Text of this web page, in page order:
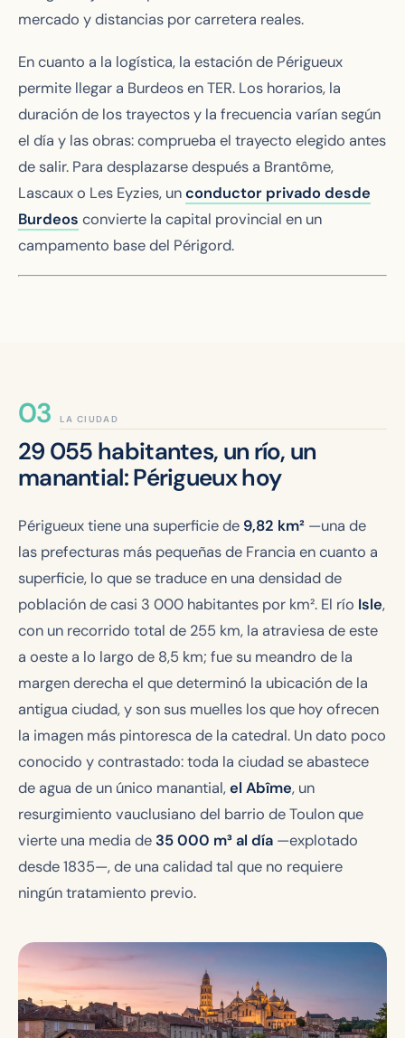
mercado y distancias por carretera reales.
En cuanto a la logística, la estación de Périgueux
permite llegar a Burdeos en TER. Los horarios, la
duración de los trayectos y la frecuencia varían según
el día y las obras: comprueba el trayecto elegido antes
de salir. Para desplazarse después a Brantôme,
Lascaux o Les Eyzies, unconductor privado desde
Burdeos convierte la capital provincial en un
campamento base del Périgord.
LA CIUDAD
29 055 habitantes, un río, un
manantial: Périgueux hoy
Périgueux tiene una superficie de 9,82 km² —una de
las prefecturas más pequeñas de Francia en cuanto a
superficie, lo que se traduce en una densidad de
población de casi 3 000 habitantes por km². El río Isle,
con un recorrido total de 255 km, la atraviesa de este
a oeste a lo largo de 8,5 km; fue su meandro de la
margen derecha el que determinó la ubicación de la
antigua ciudad, y son sus muelles los que hoy ofrecen
la imagen más pintoresca de la catedral. Un dato poco
conocido y contrastado: toda la ciudad se abastece
de agua de un único manantial,el Abîme, un
resurgimiento vauclusiano del barrio de Toulon que
vierte una media de 35 000 m³ al día —explotado
desde 1835—, de una calidad tal que no requiere
ningún tratamiento previo.